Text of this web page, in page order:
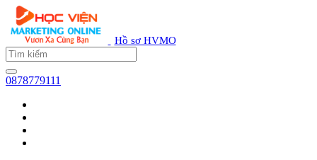
Hồ sơ HVMO
0878779111